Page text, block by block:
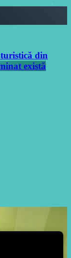
din
există